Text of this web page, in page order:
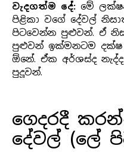
වැදගත්ම දේ: මේ
පිළිකා වගේ දේවල්
පිටවෙන්න පුළුවන්. ඒ
පුළුවන් ඉක්මනටම
ඕනේ. ඒක අර්ශස්ද
පුදූවන්.
ගෙදරදී
දේවල් (ලේ